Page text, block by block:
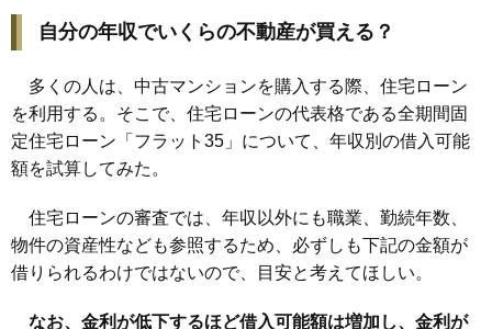
自分の年収でいくらの不動産が買える？
多くの人は、中古マンションを購入する際、住宅ローン
を利用する。そこで、住宅ローンの代表格である全期間固
定住宅ローン「フラット35」について、年収別の借入可能
額を試算してみた。
住宅ローンの審査では、年収以外にも職業、勤続年数、
物件の資産性なども参照するため、必ずしも下記の金額が
借りられるわけではないので、目安と考えてほしい。
なお、金利が低下するほど借入可能額は増加し、金利が